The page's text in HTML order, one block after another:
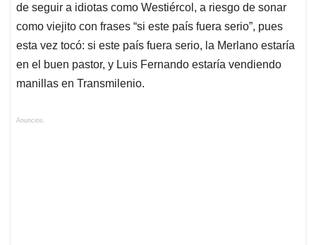
de seguir a idiotas como Westiércol, a riesgo de sonar
como viejito con frases “si este país fuera serio”, pues
esta vez tocó: si este país fuera serio, la Merlano estaría
en el buen pastor, y Luis Fernando estaría vendiendo
manillas en Transmilenio.
Anuncios.